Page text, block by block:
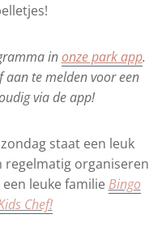
inonze park app.
aan te melden voor een
via de app!
staat een leuk
organiseren
een leuke familieBingo
Chef!